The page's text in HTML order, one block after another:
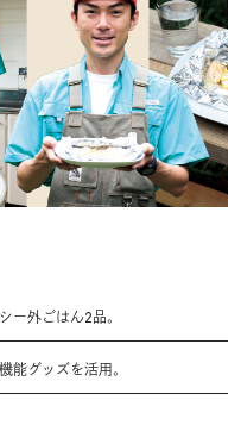
ー外ごはん2品。
能グッズを活用。